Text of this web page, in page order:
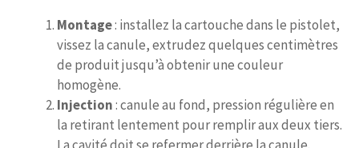
Montage: installez la cartouche dans le pistolet,
vissez la canule, extrudez quelques centimètres
de produit jusqu’à obtenir une couleur
homogène.
Injection: canule au fond, pression régulière en
la retirant lentement pour remplir aux deux tiers.